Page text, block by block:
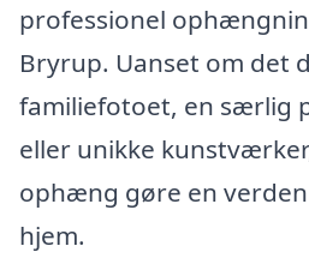
professionel
Bryrup. Uanset om det
familiefotoet, en særlig
eller unikke
ophæng gøre en
hjem.